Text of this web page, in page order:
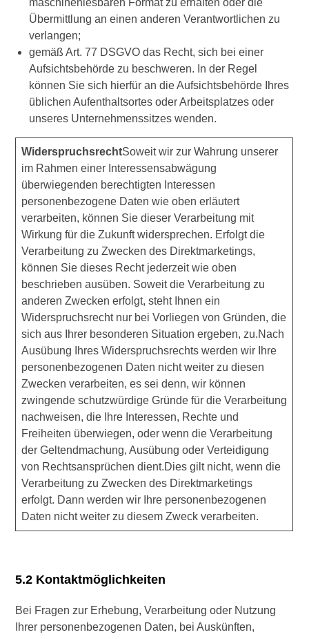
maschinenlesbaren Format zu erhalten oder die
Übermittlung an einen anderen Verantwortlichen zu
verlangen;
gemäß Art. 77 DSGVO das Recht, sich bei einer
Aufsichtsbehörde zu beschweren. In der Regel
können Sie sich hierfür an die Aufsichtsbehörde Ihres
üblichen Aufenthaltsortes oder Arbeitsplatzes oder
unseres Unternehmenssitzes wenden.
WiderspruchsrechtSoweit wir zur Wahrung unserer
im Rahmen einer Interessensabwägung
überwiegenden berechtigten Interessen
personenbezogene Daten wie oben erläutert
verarbeiten, können Sie dieser Verarbeitung mit
Wirkung für die Zukunft widersprechen. Erfolgt die
Verarbeitung zu Zwecken des Direktmarketings,
können Sie dieses Recht jederzeit wie oben
beschrieben ausüben. Soweit die Verarbeitung zu
anderen Zwecken erfolgt, steht Ihnen ein
Widerspruchsrecht nur bei Vorliegen von Gründen, die
sich aus Ihrer besonderen Situation ergeben, zu.Nach
Ausübung Ihres Widerspruchsrechts werden wir Ihre
personenbezogenen Daten nicht weiter zu diesen
Zwecken verarbeiten, es sei denn, wir können
zwingende schutzwürdige Gründe für die Verarbeitung
nachweisen, die Ihre Interessen, Rechte und
Freiheiten überwiegen, oder wenn die Verarbeitung
der Geltendmachung, Ausübung oder Verteidigung
von Rechtsansprüchen dient.Dies gilt nicht, wenn die
Verarbeitung zu Zwecken des Direktmarketings
erfolgt. Dann werden wir Ihre personenbezogenen
Daten nicht weiter zu diesem Zweck verarbeiten.
5.2 Kontaktmöglichkeiten
Bei Fragen zur Erhebung, Verarbeitung oder Nutzung
Ihrer personenbezogenen Daten, bei Auskünften,